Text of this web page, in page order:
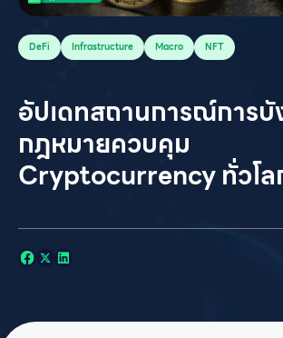
DeFi Infrastructure Macro NFT
อัปเดทสถานการณ์การบั
กฎหมายควบคุม
Cryptocurrency ทั่วโล